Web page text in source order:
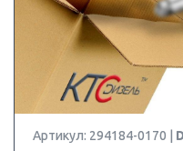
Артикул: 294184-0170 |